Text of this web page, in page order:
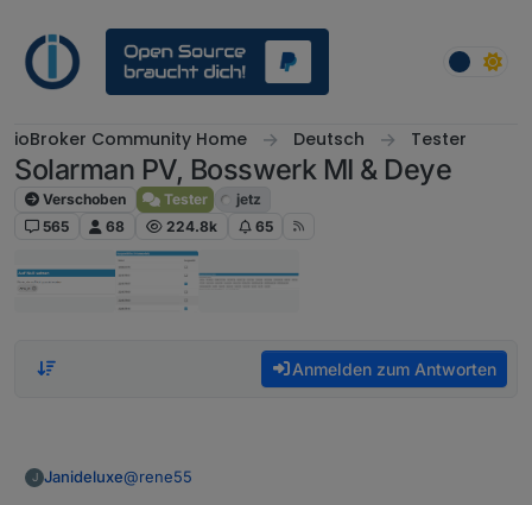
ioBroker Community Home Deutsch Tester
Solarman PV, Bosswerk MI & Deye
Verschoben Tester
jetz
565
68 224.8k 65
Anmelden zum Antworten
J Janideluxe@rene55